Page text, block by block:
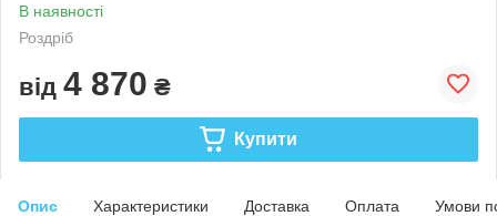
В наявності
Роздріб
від 4 870 ₴
Купити
Опис Характеристики Доставка Оплата Умови